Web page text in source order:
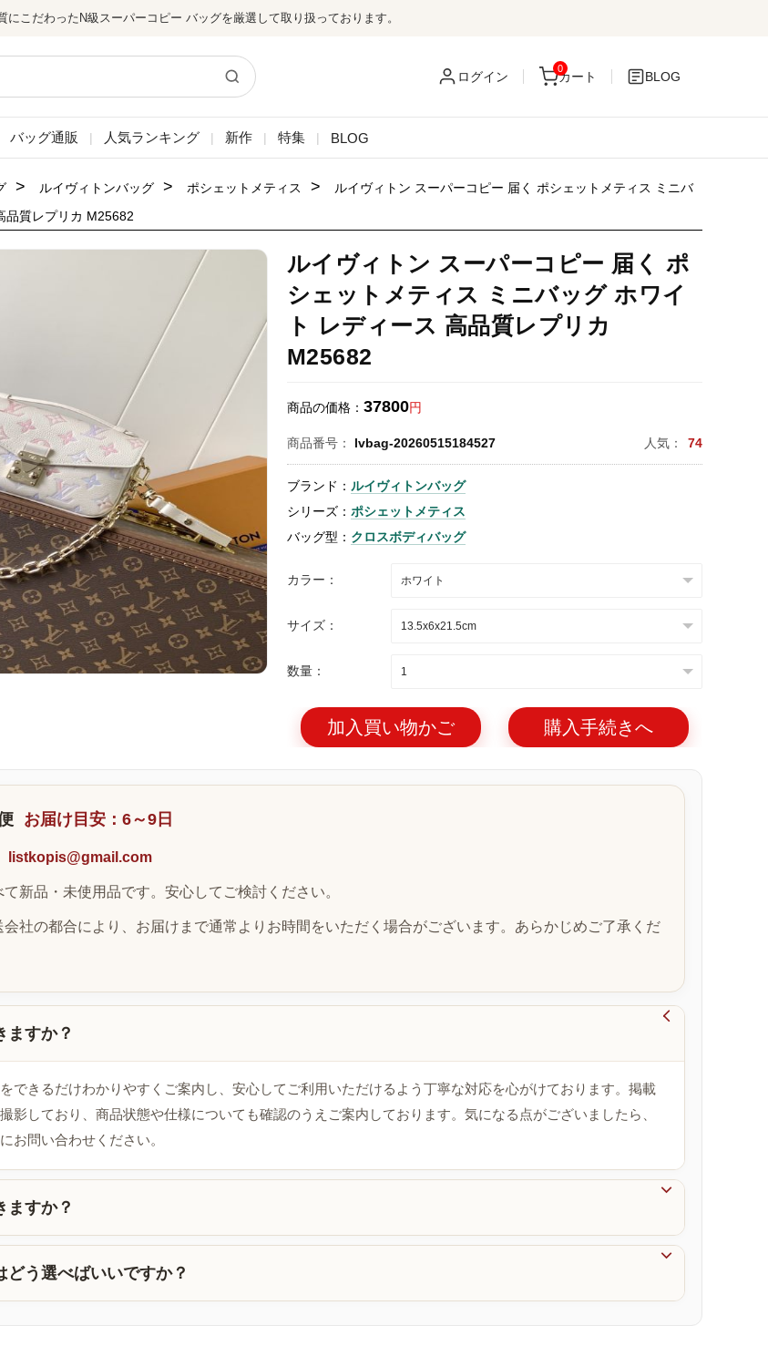
にこだわったN級スーパーコピー バッグを厳選して取り扱っております。
ログイン
0
カート BLOG
バッグ通販 | 人気ランキング | 新作 | 特集 | BLOG
> ルイヴィトンバッグ > ポシェットメティス >
ルイヴィトン スーパーコピー 届く ポシェットメティス ミニバ
品質レプリカ M25682
ルイヴィトン スーパーコピー 届く ポ
シェットメティス ミニバッグ ホワイ
ト レディース 高品質レプリカ
M25682
商品の価格： 37800円
商品番号： lvbag-20260515184527 人気： 74
ブランド： ルイヴィトンバッグ
シリーズ： ポシェットメティス
バッグ型： クロスボディバッグ
カラー：
サイズ：
数量：
加入買い物かご 購入手続きへ
お届け目安：6～9日
listkopis@gmail.com
新品・未使用品です。安心してご検討ください。
会社の都合により、お届けまで通常よりお時間をいただく場合がございます。あらかじめご了承くだ
ますか？

できるだけわかりやすくご案内し、安心してご利用いただけるよう丁寧な対応を心がけております。掲載
影しており、商品状態や仕様についても確認のうえご案内しております。気になる点がございましたら、
お問い合わせください。
ますか？

どう選べばいいですか？
